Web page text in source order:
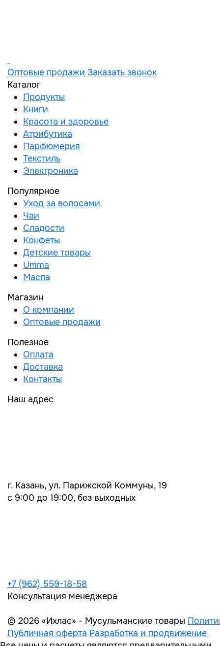
Оптовые продажи Заказать звонок
Каталог
Продукты
Книги
Красота и здоровье
Атрибутика
Парфюмерия
Текстиль
Электроника
Популярное
Уход за волосами
Чаи
Сладости
Конфеты
Детские товары
Umma
Масла
Магазин
О компании
Оптовые продажи
Полезное
Оплата
Доставка
Контакты
Наш адрес
г. Казань, ул. Парижской Коммуны, 19
с 9:00 до 19:00, без выходных
+7 (962) 559-18-58
Консультация менеджера
© 2026 «Ихлас» - Мусульманские товары
Публичная оферта Разработка и продвижение